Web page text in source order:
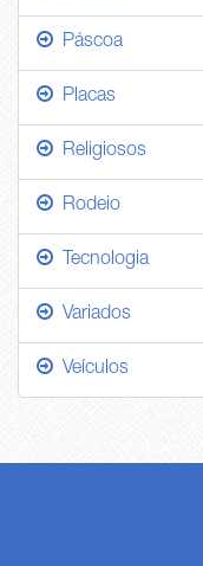
Páscoa
Placas
Religiosos
Rodeio
Tecnologia
Variados
Veículos